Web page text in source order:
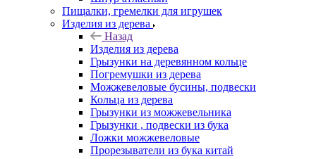
Пищалки, гремелки для игрушек
Изделия из дерева
Назад
Изделия из дерева
Грызунки на деревянном кольце
Погремушки из дерева
Можжевеловые бусины, подвески
Кольца из дерева
Грызунки из можжевельника
Грызунки , подвески из бука
Ложки можжевеловые
Прорезыватели из бука китай